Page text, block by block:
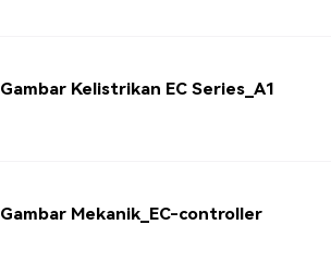
Gambar Kelistrikan EC Series_A1
Gambar Mekanik_EC-controller